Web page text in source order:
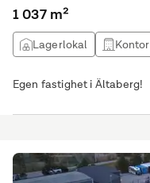
1 037 m²
Lagerlokal Kontor
Egen fastighet i Ältaberg!